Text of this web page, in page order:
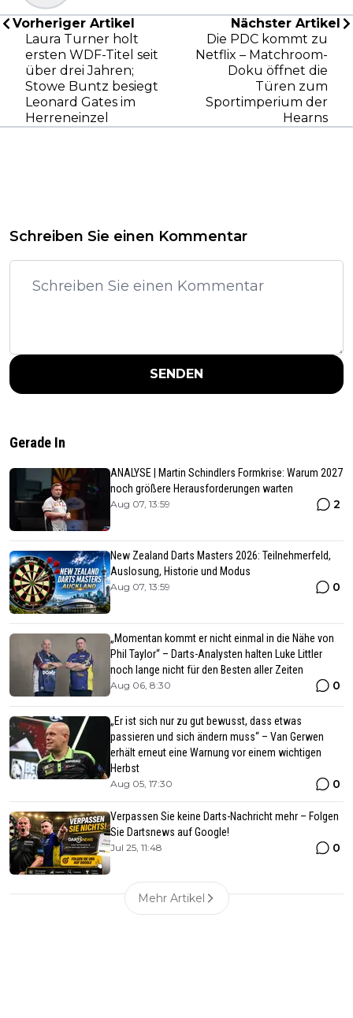
Vorheriger Artikel
Laura Turner holt
ersten WDF-Titel seit
über drei Jahren;
Stowe Buntz besiegt
Leonard Gates im
Herreneinzel
Nächster Artikel
Die PDC kommt zu
Netflix – Matchroom-
Doku öffnet die
Türen zum
Sportimperium der
Hearns
Schreiben Sie einen Kommentar
SENDEN
Gerade In
ANALYSE | Martin Schindlers Formkrise: Warum 2027
noch größere Herausforderungen warten
Aug 07, 13:59 2
New Zealand Darts Masters 2026: Teilnehmerfeld,
Auslosung, Historie und Modus
Aug 07, 13:59 0
„Momentan kommt er nicht einmal in die Nähe von
Phil Taylor“ – Darts-Analysten halten Luke Littler
noch lange nicht für den Besten aller Zeiten
Aug 06, 8:30 0
„Er ist sich nur zu gut bewusst, dass etwas
passieren und sich ändern muss“ – Van Gerwen
erhält erneut eine Warnung vor einem wichtigen
Herbst
Aug 05, 17:30 0
Verpassen Sie keine Darts-Nachricht mehr – Folgen
Sie Dartsnews auf Google!
Jul 25, 11:48 0
Mehr Artikel